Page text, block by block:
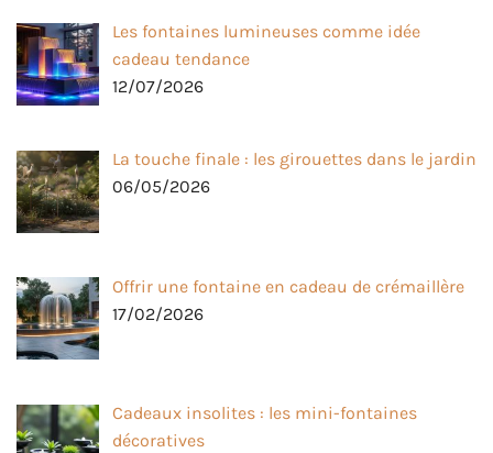
Les fontaines lumineuses comme idée
cadeau tendance
12/07/2026
La touche finale : les girouettes dans le jardin
06/05/2026
Offrir une fontaine en cadeau de crémaillère
17/02/2026
Cadeaux insolites : les mini-fontaines
décoratives